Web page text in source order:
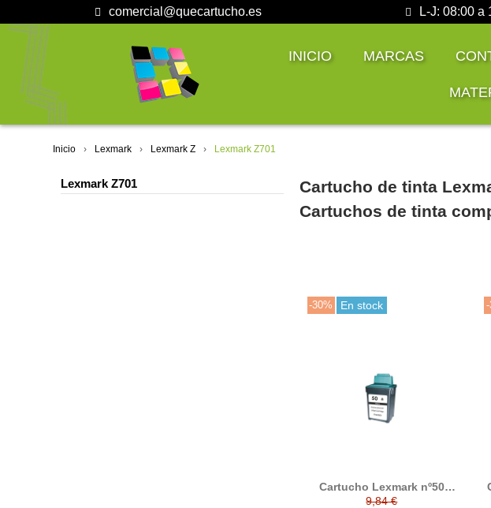
comercial@quecartucho.es L-J: 08:00 a
INICIO MARCAS
Inicio Lexmark Lexmark Z Lexmark Z701
Lexmark Z701
Cartucho de tinta
Cartuchos de tinta
-30% En stock
Cartucho Lexmark nº50
negro compatible
9,84 €